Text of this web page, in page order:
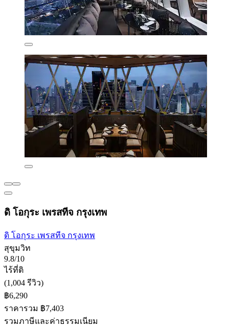
ดิ โอกุระ เพรสทีจ กรุงเทพ
ดิ โอกุระ เพรสทีจ กรุงเทพ
สุขุมวิท
9.8/10
ไร้ที่ติ
(1,004 รีวิว)
฿6,290
ราคารวม ฿7,403
รวมภาษีและค่าธรรมเนียม